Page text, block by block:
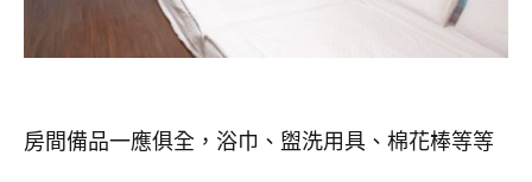
房間備品一應俱全，浴巾、盥洗用具、棉花棒等等